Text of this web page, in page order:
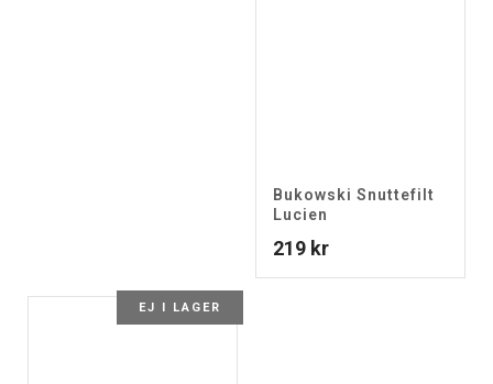
Bukowski Snuttefilt
Lucien
219 kr
EJ I LAGER